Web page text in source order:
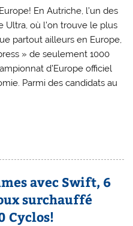
En Autriche, l’un des
Ultra, où l’on trouve le plus
partout ailleurs en Europe,
» de seulement 1000
d’Europe officiel
Parmi des candidats au
avec Swift, 6
surchauffé
Cyclos!